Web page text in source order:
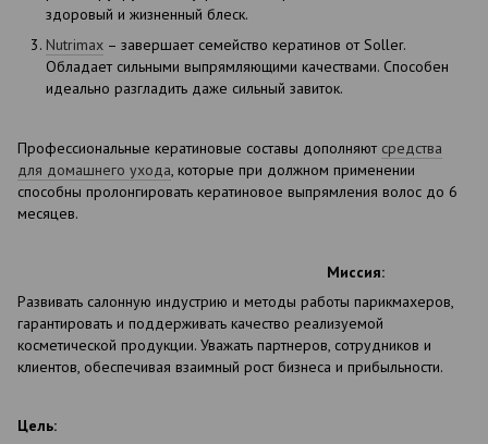
здоровый и жизненный блеск.
Nutrimax – завершает семейство кератинов от Soller.
Обладает сильными выпрямляющими качествами. Способен
идеально разгладить даже сильный завиток.
Профессиональные кератиновые составы дополняют средства
для домашнего ухода, которые при должном применении
способны пролонгировать кератиновое выпрямления волос до 6
месяцев.
Миссия:
Развивать салонную индустрию и методы работы парикмахеров,
гарантировать и поддерживать качество реализуемой
косметической продукции. Уважать партнеров, сотрудников и
клиентов, обеспечивая взаимный рост бизнеса и прибыльности.
Цель: